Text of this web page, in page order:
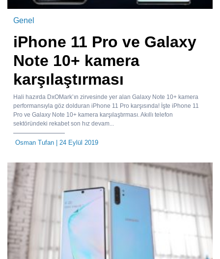
Genel
iPhone 11 Pro ve Galaxy
Note 10+ kamera
karşılaştırması
Hali hazırda DxOMark’ın zirvesinde yer alan Galaxy Note 10+ kamera
performansıyla göz dolduran iPhone 11 Pro karşısında! İşte iPhone 11
Pro ve Galaxy Note 10+ kamera karşılaştırması. Akıllı telefon
sektöründeki rekabet son hız devam...
Osman Tufan | 24 Eylül 2019